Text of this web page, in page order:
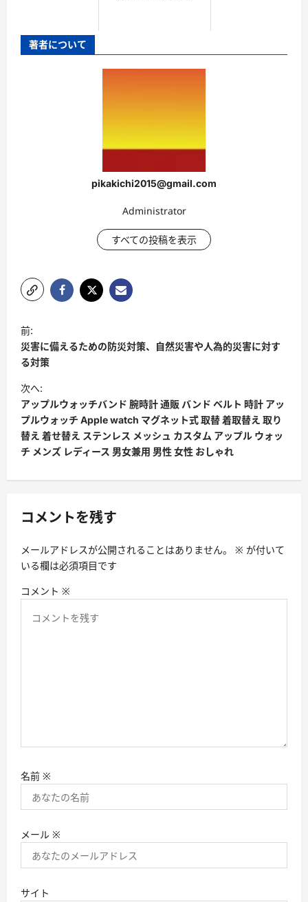
著者について
pikakichi2015@gmail.com
Administrator
すべての投稿を表示
ポ
ス
ト
ナ
ビ
ゲ
ー
ン
前:
災害に備えるための防災対策、自然災害や人為的災害に対す
る対策
次へ:
アップルウォッチバンド 腕時計 通販 バンド ベルト 時計 アッ
プルウォッチ Apple watch マグネット式 取替 着取替え 取り
替え 着せ替え ステンレス メッシュ カスタム アップル ウォッ
チ メンズ レディース 男女兼用 男性 女性 おしゃれ
コメントを残す
メールアドレスが公開されることはありません。 ※ が付いて
いる欄は必須項目です
コメント ※
名前 ※
メール ※
サイト